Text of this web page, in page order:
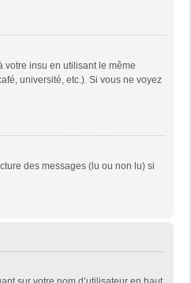
votre insu en utilisant le même
université, etc.). Si vous ne voyez
des messages (lu ou non lu) si